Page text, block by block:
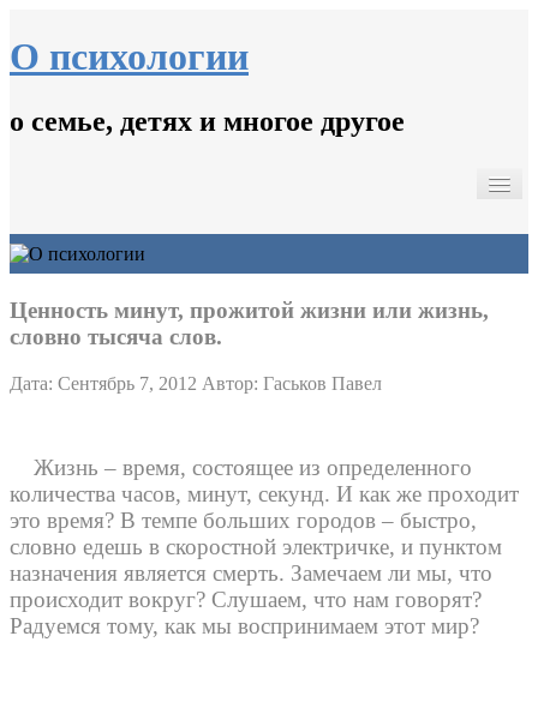
О психологии
о семье, детях и многое другое
Психологические тесты.
Кинопсихотерапия
Контакты
Ценность минут, прожитой жизни или жизнь,
словно тысяча слов.
Дата: Сентябрь 7, 2012 Автор: Гаськов Павел
Жизнь – время, состоящее из определенного
количества часов, минут, секунд. И как же проходит
это время? В темпе больших городов – быстро,
словно едешь в скоростной электричке, и пунктом
назначения является смерть. Замечаем ли мы, что
происходит вокруг? Слушаем, что нам говорят?
Радуемся тому, как мы воспринимаем этот мир?